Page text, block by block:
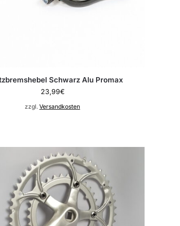
Schwarz Alu Promax
23,99€
zzgl.Versandkosten